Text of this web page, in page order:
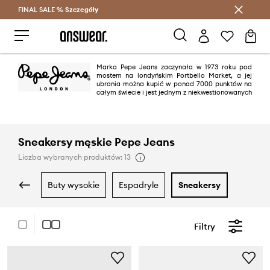
Oszczędzaj z Answear Club >
FINAL SALE % Szczegóły
Marka Pepe Jeans zaczynała w 1973 roku pod
mostem na londyńskim Portbello Market, a jej
ubrania można kupić w ponad 7000 punktów na
całym świecie i jest jednym z niekwestionowanych
Sneakersy męskie Pepe Jeans
Liczba wybranych produktów: 13
buty wysokie espadryle sneakersy
Filtry